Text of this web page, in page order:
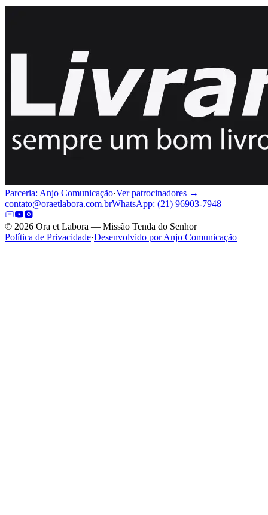
Parceria: Anjo Comunicação·Ver patrocinadores →
contato@oraetlabora.com.brWhatsApp: (21) 96903-7948
© 2026 Ora et Labora — Missão Tenda do Senhor
Política de Privacidade·Desenvolvido por Anjo Comunicação